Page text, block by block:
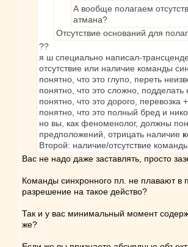
А вообще полагаем
атмана?
Отсутствие оснований для
??
я ш специально написал-
отсутствие или наличие команды
понятно, что это глупо, переть
понятно, что это сложно,
понятно, что это дорого, перевозка
понятно, что это полный бред и
но вы, как феноменолог, должны
предположений, отрицать наличие
Второй: наличие/отсутствие
Вас не надо даже заставлять, просто
Команды синхронного пл. не плавают в
разрешение на такое действо?
Так и у вас минимальный момент
же?